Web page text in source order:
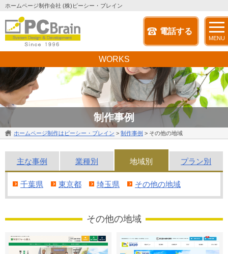
ホームページ制作会社 (株)ピーシー・ブレイン
電話する
MENU
制作事例
WORKS
ホームページ制作はピーシー・ブレイン > 制作事例 > その他の地域
主な事例 業種別 地域別 プラン別
千葉県 東京都 埼玉県 その他の地域
その他の地域